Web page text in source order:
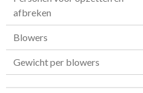
afbreken
Blowers
Gewicht per blowers